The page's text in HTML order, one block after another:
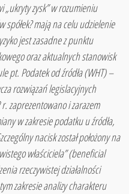
„ukryty zysk” w rozumieniu
spółek? mają na celu udzielenie
jest zasadne z punktu
oraz aktualnych stanowisk
pt. Podatek od źródła (WHT) –
rozwiązań legislacyjnych
zaprezentowano i zarazem
w zakresie podatku u źródła,
nacisk został położony na
właściciela” (beneficial
rzeczywistej działalności
zakresie analizy charakteru